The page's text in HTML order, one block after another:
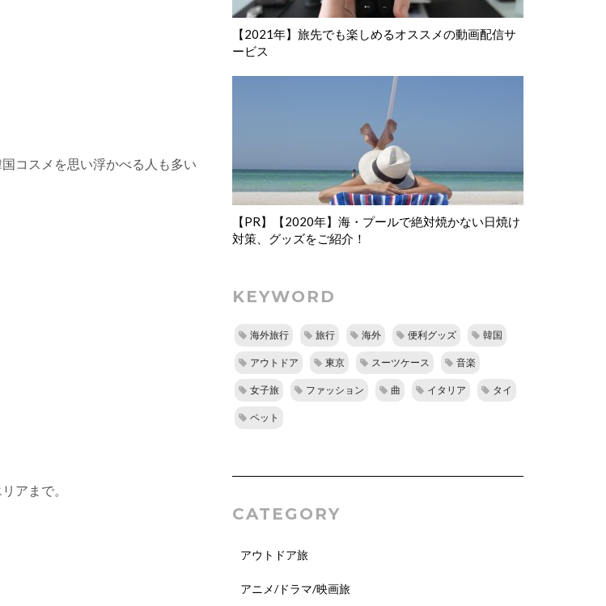
コスメを思い浮かべる人も多い
アまで。
【2021年】旅先でも楽しめるオススメの動画配信サ
ービス
【PR】【2020年】海・プールで絶対焼かない日焼け
対策、グッズをご紹介！
KEYWORD
海外旅行 旅行 海外 便利グッズ 韓国
アウトドア 東京 スーツケース 音楽
女子旅 ファッション 曲 イタリア タイ
ペット
CATEGORY
アウトドア旅
アニメ/ドラマ/映画旅